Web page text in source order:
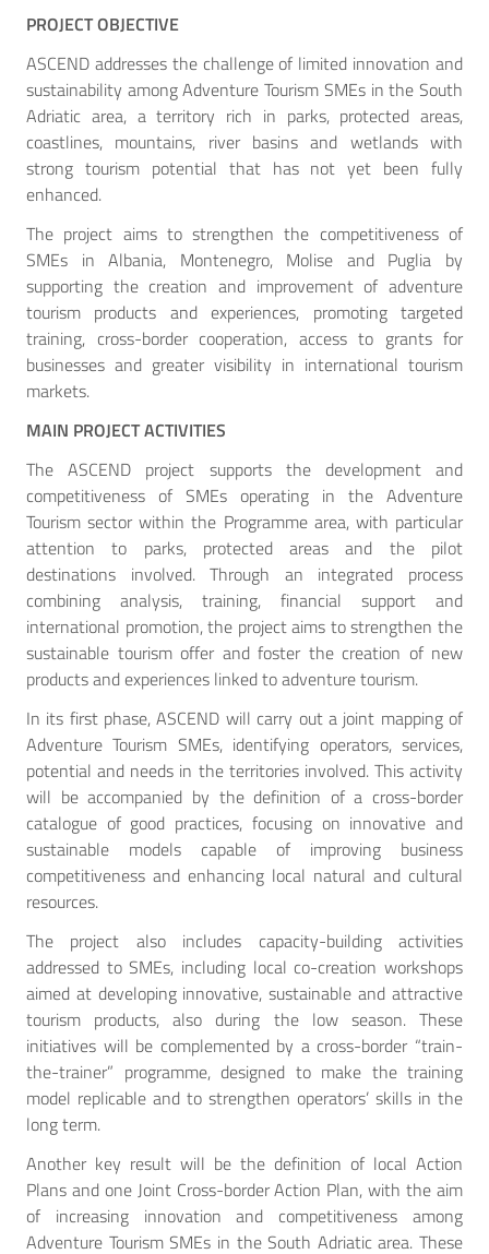
PROJECT OBJECTIVE
ASCEND addresses the challenge of limited innovation and
sustainability among Adventure Tourism SMEs in the South
Adriatic area, a territory rich in parks, protected areas,
coastlines, mountains, river basins and wetlands with
strong tourism potential that has not yet been fully
enhanced.
The project aims to strengthen the competitiveness of
SMEs in Albania, Montenegro, Molise and Puglia by
supporting the creation and improvement of adventure
tourism products and experiences, promoting targeted
training, cross-border cooperation, access to grants for
businesses and greater visibility in international tourism
markets.
MAIN PROJECT ACTIVITIES
The ASCEND project supports the development and
competitiveness of SMEs operating in the Adventure
Tourism sector within the Programme area, with particular
attention to parks, protected areas and the pilot
destinations involved. Through an integrated process
combining analysis, training, financial support and
international promotion, the project aims to strengthen the
sustainable tourism offer and foster the creation of new
products and experiences linked to adventure tourism.
In its first phase, ASCEND will carry out a joint mapping of
Adventure Tourism SMEs, identifying operators, services,
potential and needs in the territories involved. This activity
will be accompanied by the definition of a cross-border
catalogue of good practices, focusing on innovative and
sustainable models capable of improving business
competitiveness and enhancing local natural and cultural
resources.
The project also includes capacity-building activities
addressed to SMEs, including local co-creation workshops
aimed at developing innovative, sustainable and attractive
tourism products, also during the low season. These
initiatives will be complemented by a cross-border “train-
the-trainer” programme, designed to make the training
model replicable and to strengthen operators’ skills in the
long term.
Another key result will be the definition of local Action
Plans and one Joint Cross-border Action Plan, with the aim
of increasing innovation and competitiveness among
Adventure Tourism SMEs in the South Adriatic area. These